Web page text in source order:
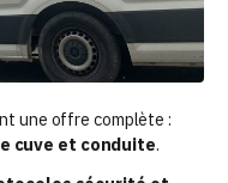
une offre complète :
cuve et conduite.